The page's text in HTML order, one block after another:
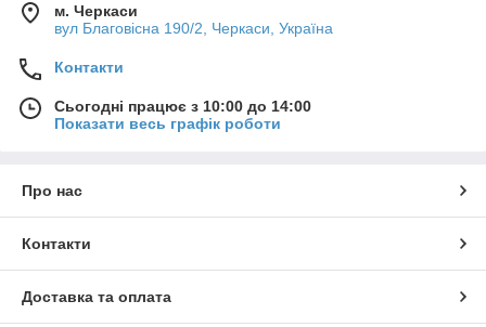
м. Черкаси
вул Благовісна 190/2, Черкаси, Україна
Контакти
Сьогодні працює з 10:00 до 14:00
Показати весь графік роботи
Про нас
Контакти
Доставка та оплата